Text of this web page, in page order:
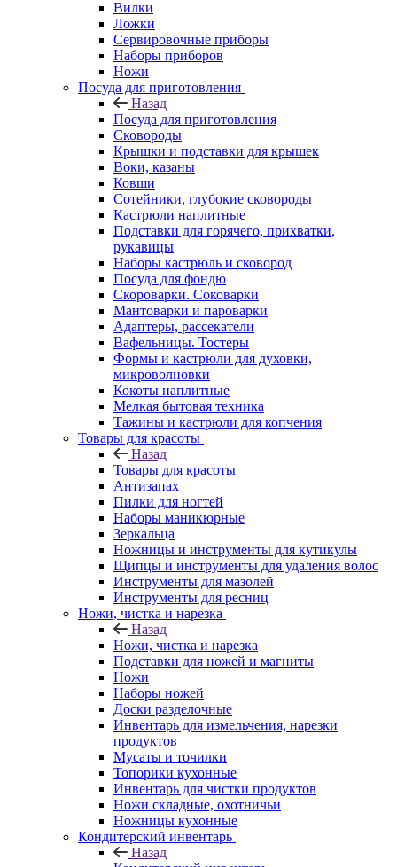
Вилки
Ложки
Сервировочные приборы
Наборы приборов
Ножи
Посуда для приготовления
Назад
Посуда для приготовления
Сковороды
Крышки и подставки для крышек
Воки, казаны
Ковши
Сотейники, глубокие сковороды
Кастрюли наплитные
Подставки для горячего, прихватки,
рукавицы
Наборы кастрюль и сковород
Посуда для фондю
Скороварки. Соковарки
Мантоварки и пароварки
Адаптеры, рассекатели
Вафельницы. Тостеры
Формы и кастрюли для духовки,
микроволновки
Кокоты наплитные
Мелкая бытовая техника
Тажины и кастрюли для копчения
Товары для красоты
Назад
Товары для красоты
Антизапах
Пилки для ногтей
Наборы маникюрные
Зеркальца
Ножницы и инструменты для кутикулы
Щипцы и инструменты для удаления волос
Инструменты для мазолей
Инструменты для ресниц
Ножи, чистка и нарезка
Назад
Ножи, чистка и нарезка
Подставки для ножей и магниты
Ножи
Наборы ножей
Доски разделочные
Инвентарь для измельчения, нарезки
продуктов
Мусаты и точилки
Топорики кухонные
Инвентарь для чистки продуктов
Ножи складные, охотничьи
Ножницы кухонные
Кондитерский инвентарь
Назад